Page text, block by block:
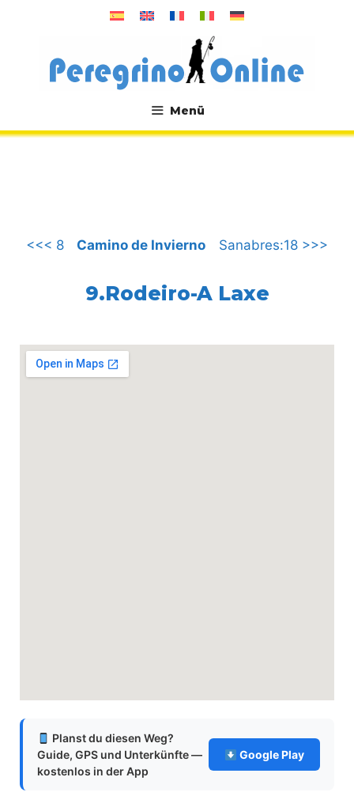
Menü
.
<<< 8 Camino de Invierno Sanabres:18 >>>
9.Rodeiro-A Laxe
Planst du diesen Weg?
Guide, GPS und Unterkünfte —
kostenlos in der App
Google Play